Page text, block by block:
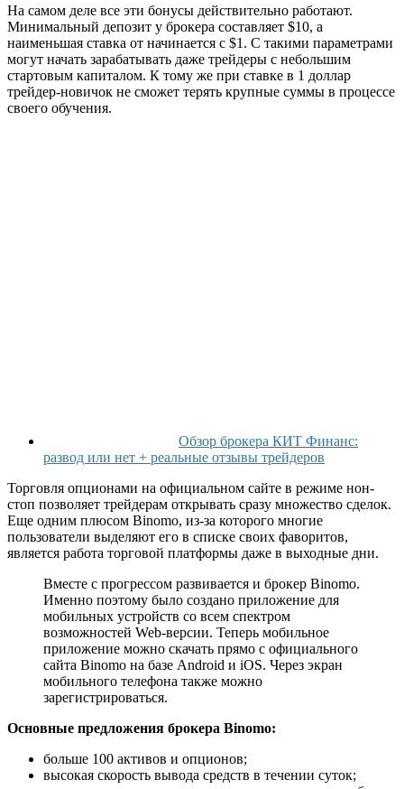
На самом деле все эти бонусы действительно работают.
Минимальный депозит у брокера составляет $10, а
наименьшая ставка от начинается с $1. С такими параметрами
могут начать зарабатывать даже трейдеры с небольшим
стартовым капиталом. К тому же при ставке в 1 доллар
трейдер-новичок не сможет терять крупные суммы в процессе
своего обучения.
Обзор брокера КИТ Финанс:
развод или нет + реальные отзывы трейдеров
Торговля опционами на официальном сайте в режиме нон-
стоп позволяет трейдерам открывать сразу множество сделок.
Еще одним плюсом Binomo, из-за которого многие
пользователи выделяют его в списке своих фаворитов,
является работа торговой платформы даже в выходные дни.
Вместе с прогрессом развивается и брокер Binomo.
Именно поэтому было создано приложение для
мобильных устройств со всем спектром
возможностей Web-версии. Теперь мобильное
приложение можно скачать прямо с официального
сайта Binomo на базе Android и iOS. Через экран
мобильного телефона также можно
зарегистрироваться.
Основные предложения брокера Binomo:
больше 100 активов и опционов;
высокая скорость вывода средств в течении суток;